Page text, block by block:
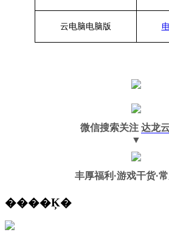
云电脑电脑版
微信搜索关注 达龙
▼
丰厚福利 ·游戏干货·
����Ķ�